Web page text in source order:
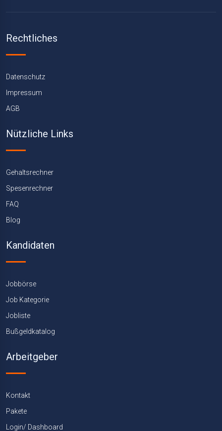
Rechtliches
Datenschutz
Impressum
AGB
Nützliche Links
Gehaltsrechner
Spesenrechner
FAQ
Blog
Kandidaten
Jobbörse
Job Kategorie
Jobliste
Bußgeldkatalog
Arbeitgeber
Kontakt
Pakete
Login/ Dashboard